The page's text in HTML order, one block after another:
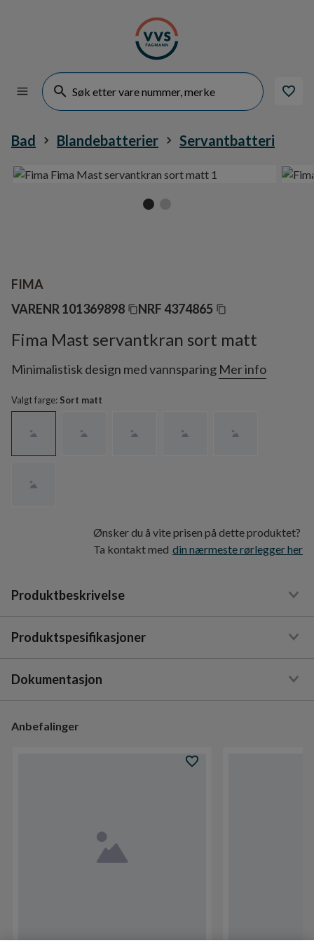
Bad Blandebatterier Servantbatteri
FIMA
VARENR 101369898 NRF4374865
Fima Mast servantkran sort matt
Minimalistisk design med vannsparing Mer info
Valgt farge: Sort matt
Ønsker du å vite prisen på dette produktet?
Ta kontakt med din nærmeste rørlegger her
Produktbeskrivelse
Produktspesifikasjoner
Dokumentasjon
Anbefalinger